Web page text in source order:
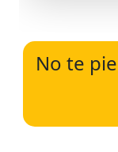
No te